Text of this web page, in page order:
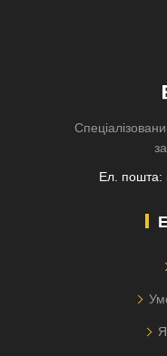
Ел. пошта: